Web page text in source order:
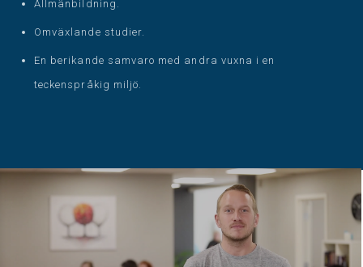
Allmänbildning.
Omväxlande studier.
En berikande samvaro med andra vuxna i en
teckenspråkig miljö.